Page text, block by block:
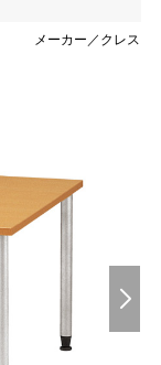
メーカー／クレス